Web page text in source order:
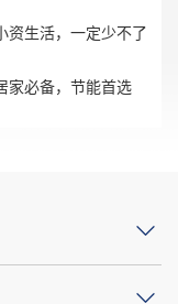
资生活，一定少不了
家必备，节能首选